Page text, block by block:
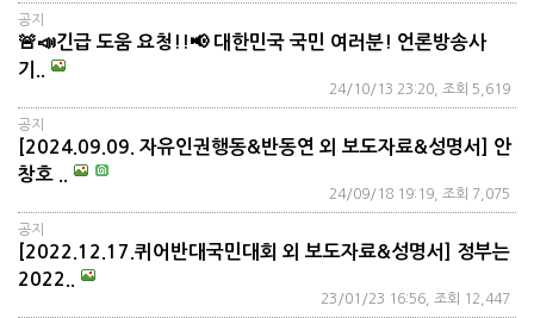
공지
🚨📣긴급 도움 요청!!📢 대한민국 국민 여러분! 언론방송사
기..
24/10/13 23:20, 조회 5,619
공지
[2024.09.09. 자유인권행동&반동연 외 보도자료&성명서] 안
창호 ..
24/09/18 19:19, 조회 7,075
공지
[2022.12.17.퀴어반대국민대회 외 보도자료&성명서] 정부는
2022..
23/01/23 16:56, 조회 12,447